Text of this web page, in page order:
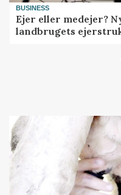
BUSINESS
Ejer eller medejer?
landbrugets